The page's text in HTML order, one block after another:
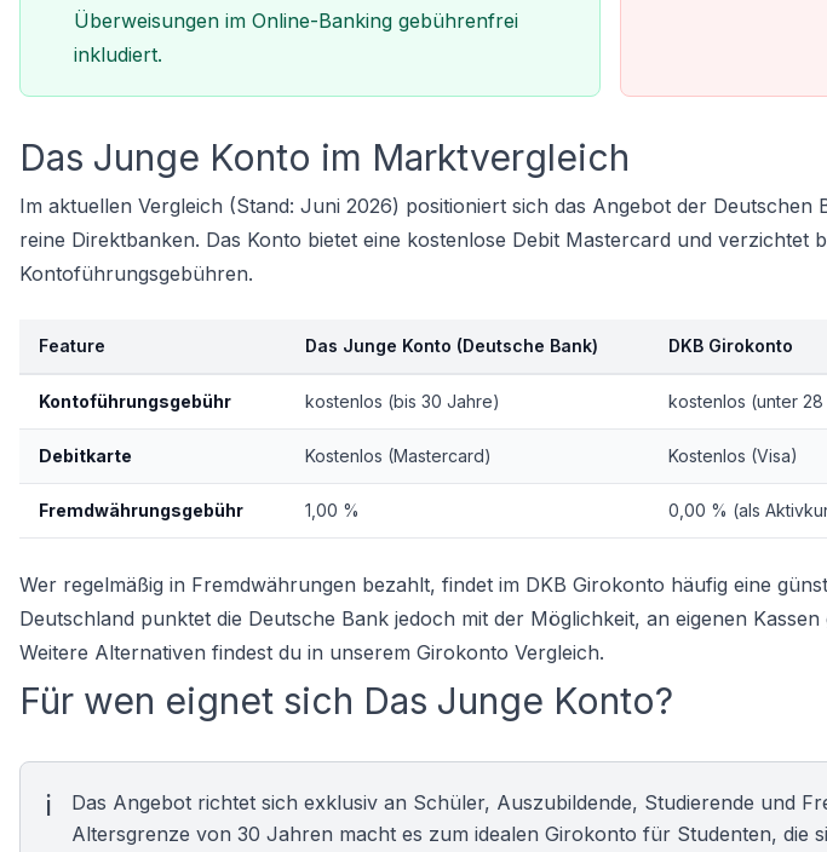
Überweisungen im Online-Banking gebührenfrei
inkludiert.
Das Junge Konto im Marktvergleich
Im aktuellen Vergleich (Stand: Juni 2026) positioniert sich das Angebot der Deutschen
reine Direktbanken. Das Konto bietet eine kostenlose Debit Mastercard und verzichtet
Kontoführungsgebühren.
Feature Das Junge Konto (Deutsche Bank) DKB Girokonto
Kontoführungsgebühr kostenlos (bis 30 Jahre) kostenlos (unter 28
Debitkarte Kostenlos (Mastercard) Kostenlos (Visa)
Fremdwährungsgebühr 1,00 % 0,00 % (als
Wer regelmäßig in Fremdwährungen bezahlt, findet im DKB Girokonto häufig eine
Deutschland punktet die Deutsche Bank jedoch mit der Möglichkeit, an eigenen
Weitere Alternativen findest du in unserem Girokonto Vergleich.
Für wen eignet sich Das Junge Konto?
Das Angebot richtet sich exklusiv an Schüler, Auszubildende, Studierende und
Altersgrenze von 30 Jahren macht es zum idealen Girokonto für Studenten, die